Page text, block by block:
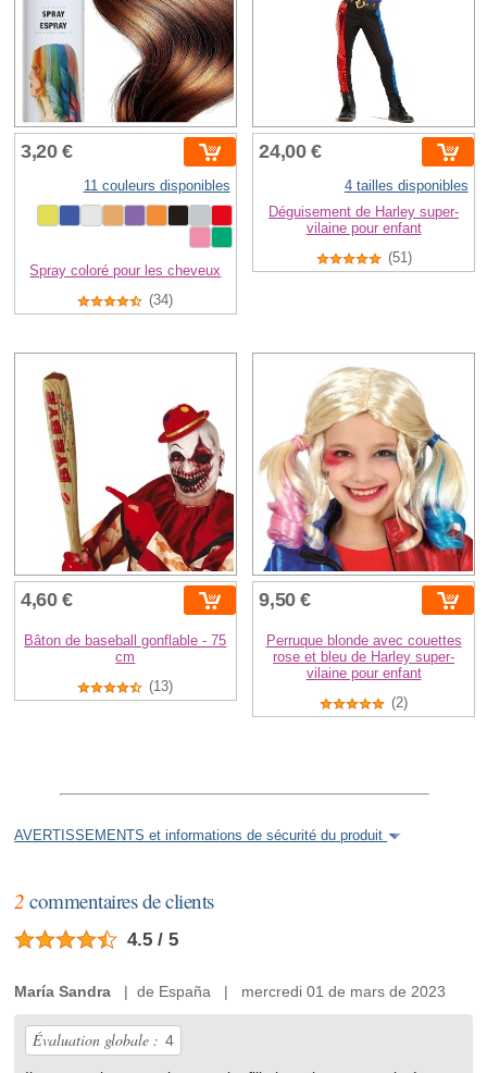
3,20 €
11 couleurs disponibles
Spray coloré pour les cheveux
(34)
24,00 €
4 tailles disponibles
Déguisement de Harley super-
vilaine pour enfant
(51)
4,60 €
Bâton de baseball gonflable - 75
cm
(13)
9,50 €
Perruque blonde avec couettes
rose et bleu de Harley super-
vilaine pour enfant
(2)
AVERTISSEMENTS et informations de sécurité du produit
2 commentaires de clients
4.5 / 5
María Sandra | de España | mercredi 01 de mars de 2023
Évaluation globale : 4